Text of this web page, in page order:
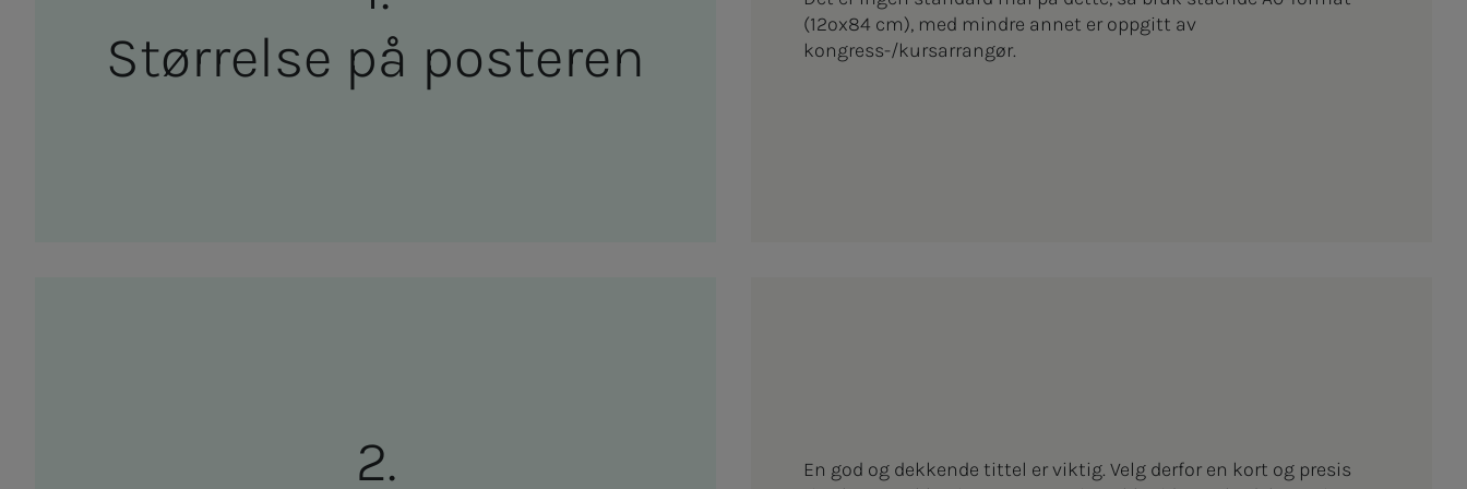
Stør­rel­­­se på pos­­­te­ren
(12ox84 cm), med mindre annet er oppgitt av
kongress-/kursarrangør.
En god og dekkende tittel er viktig. Velg derfor en kort og presis